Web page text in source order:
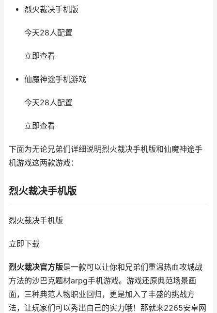
烈火裁决手机版
今天28人配置
立即查看
仙魔神途手机游戏
今天28人配置
立即查看
下面为无论兄弟们详细说明烈火裁决手机版和仙魔神途手
机游戏这两款游戏：
烈火裁决手机版
烈火裁决手机版
立即下载
烈火裁决官方版是一款可以让你和兄弟们重温热血攻城战
方法的沙巴克题材arpg手机游戏。游戏还原典范场景画
面，三种典范人物职业回归，更是加入了丰盛的挑战方
法，让玩家们可以秀出自己的实力哦！那就来2265安卓网